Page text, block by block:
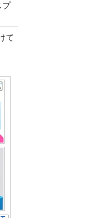
プ
て